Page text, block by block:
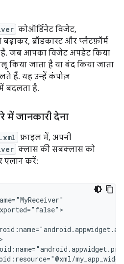
कोऑर्डिनेट विजेट,
बढ़ाकर, ब्रॉडकास्ट और प्लैटफ़ॉर्म
है. जब आपका विजेट अपडेट किया
किया जाता है या बंद किया जाता
हैं. यह उन्हें कंपोज़
बदलता है.
में जानकारी देना
फ़ाइल में, अपनी
क्लास की सबक्लास को
एलान करें: